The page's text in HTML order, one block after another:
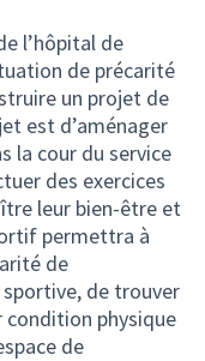
l’hôpital de
de précarité
un projet de
est d’aménager
la cour du service
des exercices
leur bien-être et
permettra à
de
de trouver
condition physique
de